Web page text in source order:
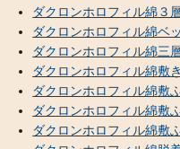
ダクロンホロフィル綿３
ダクロンホロフィル綿ベ
ダクロンホロフィル綿三
ダクロンホロフィル綿敷
ダクロンホロフィル綿敷
ダクロンホロフィル綿敷
ダクロンホロフィル綿敷